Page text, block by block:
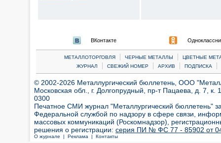
ВКонтакте
МЕТАЛЛОТОРГОВЛЯ | ЧЕРНЫЕ МЕТАЛЛЫ |
ЦВЕТНЫЕ
ЖУРНАЛ
| СВЕЖИЙ НОМЕР | АРХИВ | ПОДПИСКА |
© 2002-2026 Металлургический бюллетень, ООО
Московская обл., г. Долгопрудный, пр-т Пацаева, д. 7,
0300
Печатное СМИ журнал "Металлургический бюллетень"
Федеральной службой по надзору в сфере связи,
массовых коммуникаций (Роскомнадзор),
решения о регистрации: серия ПИ № ФС 77 - 85902 от 04
О журнале | Реклама | Контакты